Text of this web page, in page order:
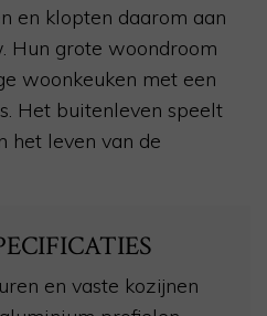
en klopten daarom aan
Hun grote woondroom
woonkeuken met een
Het buitenleven speelt
het leven van de
en vaste kozijnen